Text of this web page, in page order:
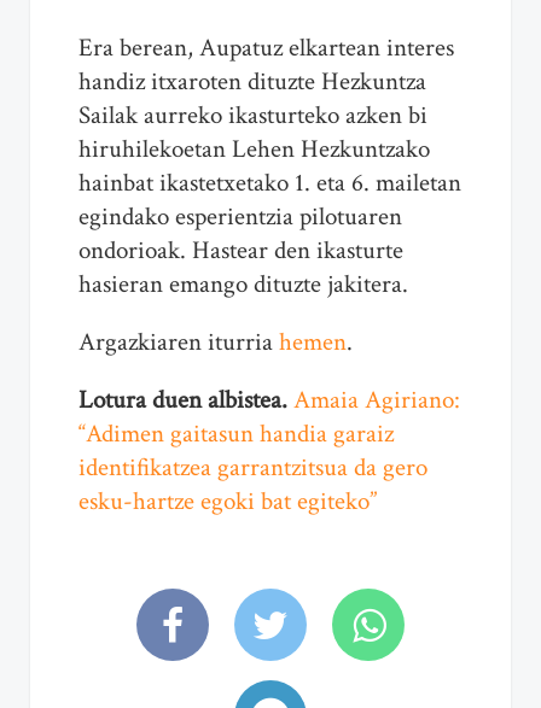
Era berean, Aupatuz elkartean interes
handiz itxaroten dituzte Hezkuntza
Sailak aurreko ikasturteko azken bi
hiruhilekoetan Lehen Hezkuntzako
hainbat ikastetxetako 1. eta 6. mailetan
egindako esperientzia pilotuaren
ondorioak. Hastear den ikasturte
hasieran emango dituzte jakitera.
Argazkiaren iturriahemen.
Lotura duen albistea.Amaia Agiriano:
“Adimen gaitasun handia garaiz
identifikatzea garrantzitsua da gero
esku-hartze egoki bat egiteko”